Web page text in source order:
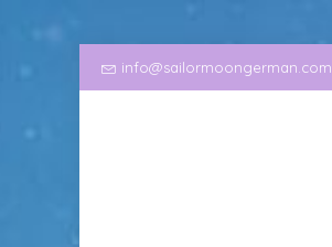
info@sailormoongerman.com